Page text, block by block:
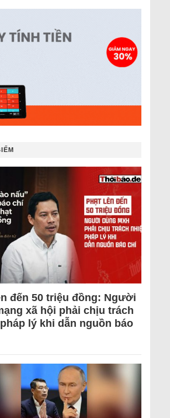
đến 50 triệu đồng: Người
xã hội phải chịu trách
lý khi dẫn nguồn báo